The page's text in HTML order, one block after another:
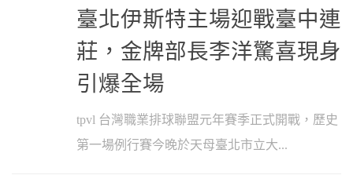
臺北伊斯特主場迎戰臺中連
莊，金牌部長李洋驚喜現身
引爆全場
tpvl 台灣職業排球聯盟元年賽季正式開戰，歷史
第一場例行賽今晚於天母臺北市立大...